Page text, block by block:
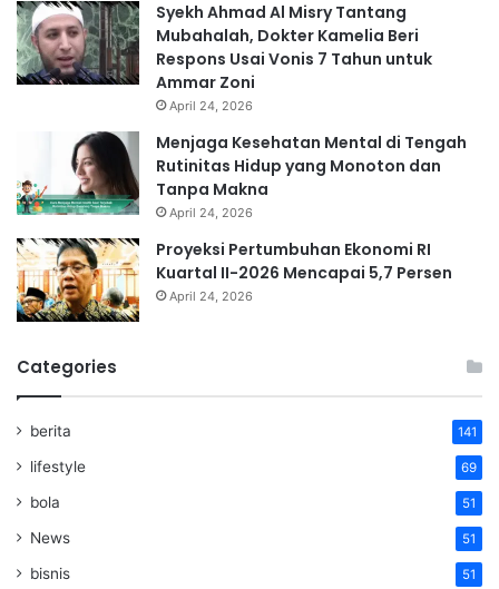
Syekh Ahmad Al Misry Tantang
Mubahalah, Dokter Kamelia Beri
Respons Usai Vonis 7 Tahun untuk
Ammar Zoni
April 24, 2026
Menjaga Kesehatan Mental di Tengah
Rutinitas Hidup yang Monoton dan
Tanpa Makna
April 24, 2026
Proyeksi Pertumbuhan Ekonomi RI
Kuartal II-2026 Mencapai 5,7 Persen
April 24, 2026
Categories
berita 141
lifestyle 69
bola 51
News 51
bisnis 51